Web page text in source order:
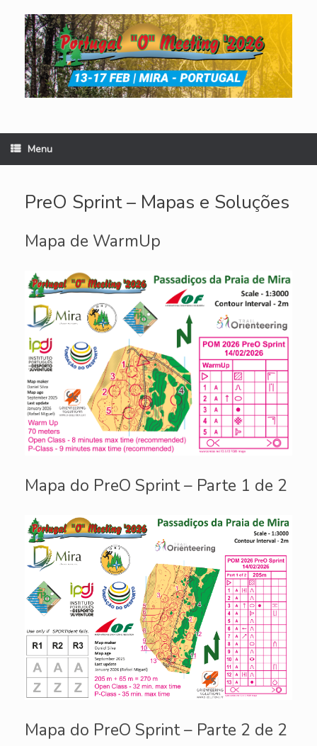
content
Menu
PreO Sprint – Mapas e Soluções
Mapa de WarmUp
Mapa do PreO Sprint – Parte 1 de 2
Mapa do PreO Sprint – Parte 2 de 2